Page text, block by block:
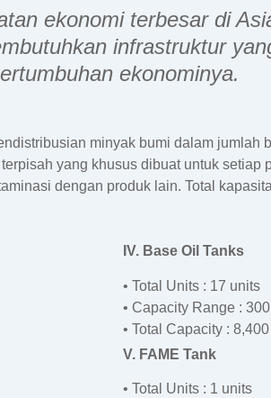
ekonomi terbesar di
infrastruktur
ekonominya.
minyak bumi dalam jumlah
yang khusus dibuat untuk setiap
dengan produk lain. Total
IV. Base Oil Tanks
• Total Units : 17 units
• Capacity Range :
• Total Capacity :
V. FAME Tank
• Total Units : 1 units